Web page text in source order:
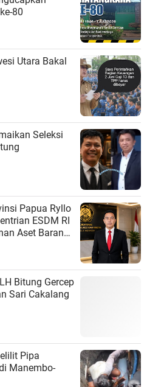
80
Utara Bakal
Seleksi
Papua Ryllo
ESDM RI
Aset Barang
Bitung Gercep
Sari Cakalang
Pipa
Manembo-